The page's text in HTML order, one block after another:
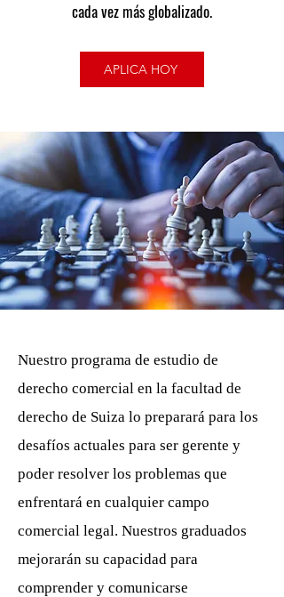
cada vez más globalizado.
APLICA HOY
Nuestro programa de estudio de
derecho comercial en la facultad de
derecho de Suiza lo preparará para los
desafíos actuales para ser gerente y
poder resolver los problemas que
enfrentará en cualquier campo
comercial legal. Nuestros graduados
mejorarán su capacidad para
comprender y comunicarse